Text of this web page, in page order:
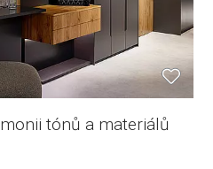
tónů a materiálů